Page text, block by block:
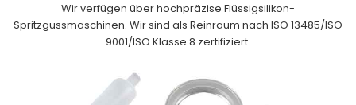
Wir verfügen über hochpräzise Flüssigsilikon-
Spritzgussmaschinen. Wir sind als Reinraum nach ISO 13485/ISO
9001/ISO Klasse 8 zertifiziert.